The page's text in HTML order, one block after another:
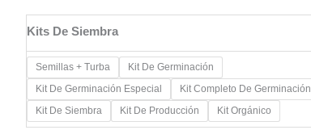
de
desde
$ 34.700
hasta
$ 387.700
Kits De Siembra
Semillas + Turba
Kit De Germinación
Kit De Germinación Especial
Kit Completo De Germinación
Kit De Siembra
Kit De Producción Kit Orgánico